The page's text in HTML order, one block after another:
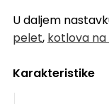
U daljem
pelet, kotlova
Karakteristike